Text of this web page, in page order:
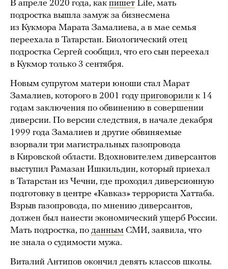
В апреле 2020 года, как пишет Life, мать
подростка вышла замуж за бизнесмена
из Кукмора Марата Замалиева, а в мае семья
переехала в Татарстан. Биологический отец
подростка Сергей сообщил, что его сын переехал
в Кукмор только 3 сентября.
Новым супругом матери юноши стал Марат
Замалиев, которого в 2001 годуприговорили к 14
годам заключения по обвинению в совершении
диверсии. По версии следствия, в начале декабря
1999 года Замалиев и другие обвиняемые
взорвали три магистральных газопровода
в Кировской области. Вдохновителем диверсантов
выступил Рамазан Ишкильдин, который приехал
в Татарстан из Чечни, где проходил диверсионную
подготовку в центре «Кавказ» террориста Хаттаба.
Взрыв газопровода, по мнению диверсантов,
должен был нанести экономический ущерб России.
Мать подростка, по данным СМИ, заявила, что
не знала о судимости мужа.
Виталий Антипов окончил девять классов школы.